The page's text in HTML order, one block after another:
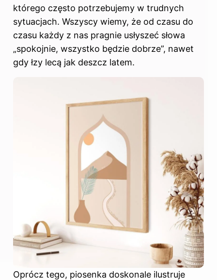
którego często potrzebujemy w trudnych
sytuacjach. Wszyscy wiemy, że od czasu do
czasu każdy z nas pragnie usłyszeć słowa
„spokojnie, wszystko będzie dobrze”, nawet
gdy łzy lecą jak deszcz latem.
Oprócz tego, piosenka doskonale ilustruje